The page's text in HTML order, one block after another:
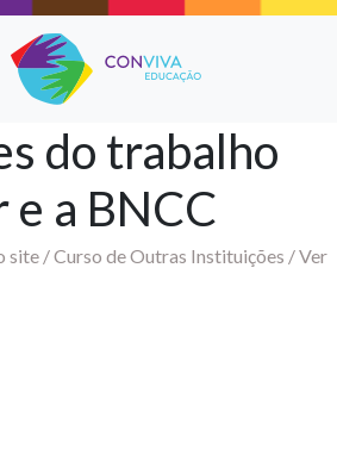
do trabalho
a BNCC
site /Curso de Outras Instituições /Ver